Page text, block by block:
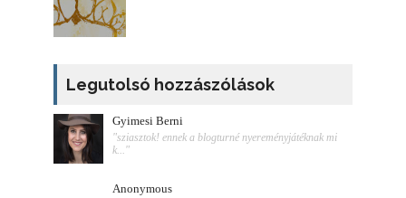
Legutolsó hozzászólások
Gyimesi Berni
"sziasztok! ennek a blogturné nyereményjátéknak mi
k..."
Anonymous